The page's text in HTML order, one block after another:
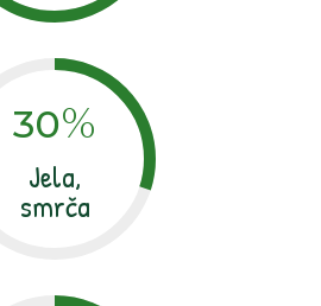
30%
Jela,
smrča